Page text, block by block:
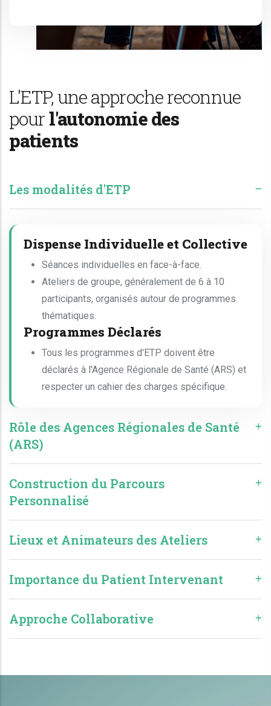
L'ETP, une approche reconnue
pourl'autonomie des
patients
Les modalités d'ETP
Dispense Individuelle et Collective
Séances individuelles en face-à-face.
Ateliers de groupe, généralement de 6 à 10
participants, organisés autour de programmes
thématiques.
Programmes Déclarés
Tous les programmes d'ETP doivent être
déclarés à l'Agence Régionale de Santé (ARS) et
respecter un cahier des charges spécifique.
Rôle des Agences Régionales de Santé
(ARS)
Construction du Parcours
Personnalisé
Lieux et Animateurs des Ateliers
Importance du Patient Intervenant
Approche Collaborative